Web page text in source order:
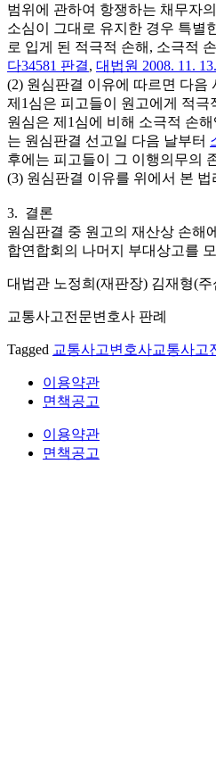
범위에 관하여 항쟁하는 채무자
소심이 그대로 유지한 경우 특별
로 입게 된 적극적 손해, 소극적
다34581 판결, 대법원 2008. 11.
(2) 원심판결 이유에 따르면 다음
제1심은 피고들이 원고에게 적
원심은 제1심에 비해 소극적 손
는 원심판결 선고일 다음 날부터
후에는 피고들이 그 이행의무의
(3) 원심판결 이유를 위에서 본
3. 결론
원심판결 중 원고의 재산상 손해
합연합회의 나머지 부대상고를
대법관 노정희(재판장) 김재형(
교통사고전문변호사 판례
Tagged 교통사고변호사교통사고
이용약관
면책공고
이용약관
면책공고